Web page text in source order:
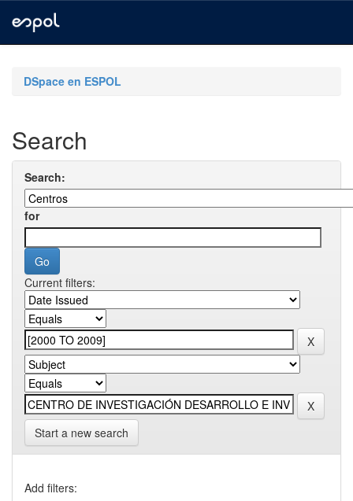
navigationDSpace en ESPOL
Search
Search:
for
Current filters:
Start a new search
Add filters: